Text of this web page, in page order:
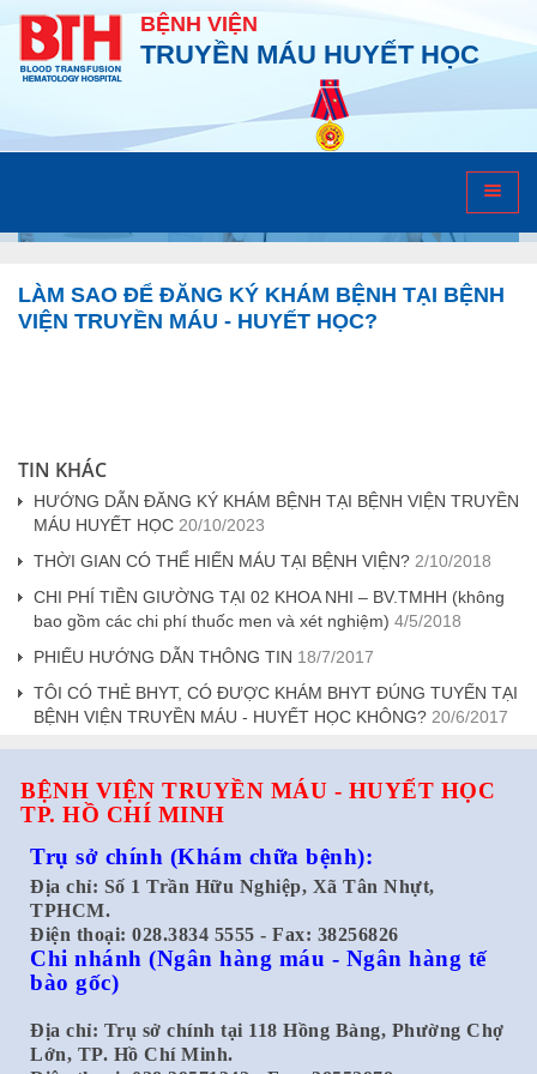
BỆNH VIỆN
TRUYỀN MÁU HUYẾT HỌC
LÀM SAO ĐỂ ĐĂNG KÝ KHÁM BỆNH TẠI BỆNH
VIỆN TRUYỀN MÁU - HUYẾT HỌC?
TIN KHÁC
HƯỚNG DẪN ĐĂNG KÝ KHÁM BỆNH TẠI BỆNH VIỆN TRUYỀN
MÁU HUYẾT HỌC 20/10/2023
THỜI GIAN CÓ THỂ HIẾN MÁU TẠI BỆNH VIỆN? 2/10/2018
CHI PHÍ TIỀN GIƯỜNG TẠI 02 KHOA NHI – BV.TMHH (không
bao gồm các chi phí thuốc men và xét nghiệm) 4/5/2018
PHIẾU HƯỚNG DẪN THÔNG TIN 18/7/2017
TÔI CÓ THẺ BHYT, CÓ ĐƯỢC KHÁM BHYT ĐÚNG TUYẾN TẠI
BỆNH VIỆN TRUYỀN MÁU - HUYẾT HỌC KHÔNG? 20/6/2017
BỆNH VIỆN TRUYỀN MÁU - HUYẾT HỌC
TP. HỒ CHÍ MINH
Trụ sở chính (Khám chữa bệnh):
Địa chỉ: Số 1 Trần Hữu Nghiệp, Xã Tân Nhựt,
TPHCM.
Điện thoại: 028.3834 5555 - Fax: 38256826
Chi nhánh (Ngân hàng máu - Ngân hàng tế
bào gốc)
Địa chỉ: Trụ sở chính tại 118 Hồng Bàng, Phường Chợ
Lớn, TP. Hồ Chí Minh.